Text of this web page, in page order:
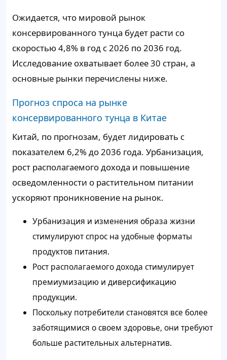
Ожидается, что мировой рынок
консервированного тунца будет расти со
скоростью 4,8% в год с 2026 по 2036 год.
Исследование охватывает более 30 стран, а
основные рынки перечислены ниже.
Прогноз спроса на рынке
консервированного тунца в Китае
Китай, по прогнозам, будет лидировать с
показателем 6,2% до 2036 года. Урбанизация,
рост располагаемого дохода и повышение
осведомленности о растительном питании
ускоряют проникновение на рынок.
Урбанизация и изменения образа жизни
стимулируют спрос на удобные форматы
продуктов питания.
Рост располагаемого дохода стимулирует
премиумизацию и диверсификацию
продукции.
Поскольку потребители становятся все более
заботящимися о своем здоровье, они требуют
больше растительных альтернатив.